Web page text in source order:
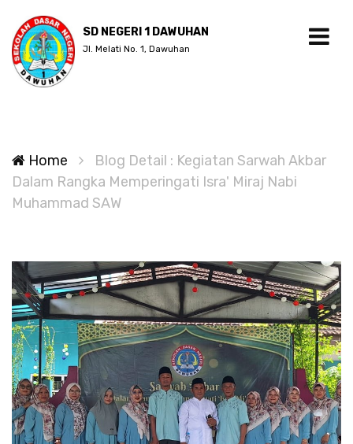
SD NEGERI 1 DAWUHAN
Jl. Melati No. 1, Dawuhan
Home
Blog Detail : Kegiatan Sarwah Akbar
Dalam Rangka Memperingati Isra' Miraj Nabi
Muhammad SAW